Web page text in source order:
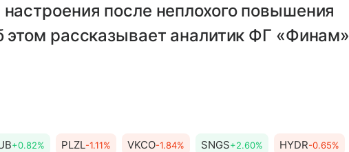
после неплохого повышения
рассказывает аналитик ФГ «Финам»
+0.82% PLZL-1.11% VKCO-1.84% SNGS+2.60% HYDR-0.65%